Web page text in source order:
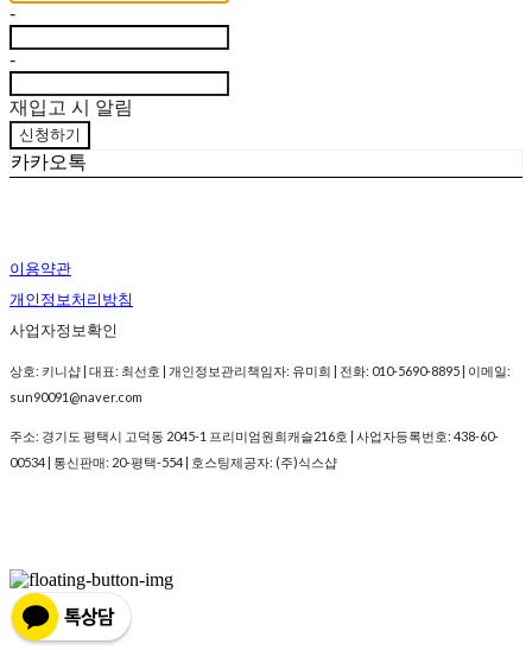
-
-
재입고 시 알림
신청하기
카카오톡
이용약관
개인정보처리방침
사업자정보확인
상호: 키니샵 | 대표: 최선호 | 개인정보관리책임자: 유미희 | 전화: 010-5690-8895 | 이메일:
sun90091@naver.com
주소: 경기도 평택시 고덕동 2045-1 프리미엄원희캐슬216호 | 사업자등록번호: 438-60-
00534 | 통신판매: 20-평택-554 | 호스팅제공자: (주)식스샵